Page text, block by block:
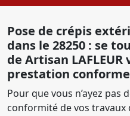
Pose de crépis
dans le 28250 : se
de Artisan
prestation
Pour que vous n’ayez
conformité de vos travaux